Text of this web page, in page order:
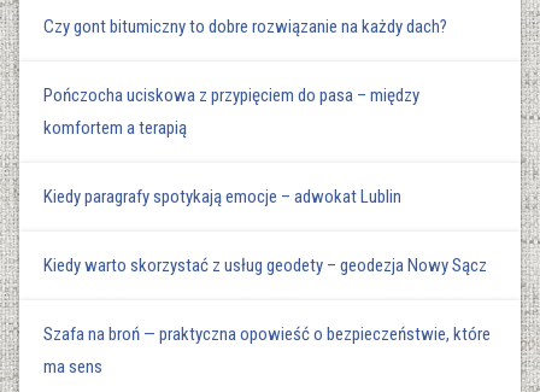
Czy gont bitumiczny to dobre rozwiązanie na każdy dach?
Pończocha uciskowa z przypięciem do pasa – między
komfortem a terapią
Kiedy paragrafy spotykają emocje – adwokat Lublin
Kiedy warto skorzystać z usług geodety – geodezja Nowy Sącz
Szafa na broń — praktyczna opowieść o bezpieczeństwie, które
ma sens